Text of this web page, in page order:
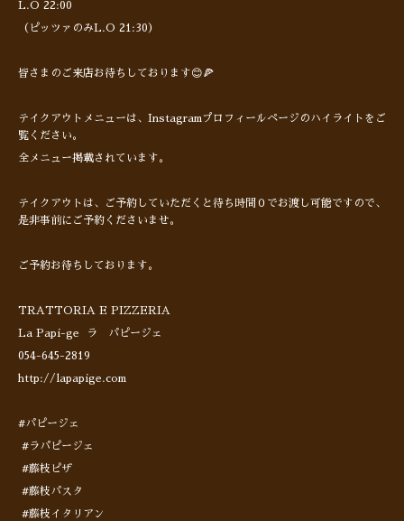
L.O 22:00
（ピッツァのみL.O 21:30）
皆さまのご来店お待ちしております😊🍕
テイクアウトメニューは、Instagramプロフィールページのハイライトをご
覧ください。
全メニュー掲載されています。
テイクアウトは、ご予約していただくと待ち時間０でお渡し可能ですので、
是非事前にご予約くださいませ。
ご予約お待ちしております。
TRATTORIA E PIZZERIA
La Papi-ge ラ パピージェ
054-645-2819
http://lapapige.com
#パピージェ
#ラパピージェ
#藤枝ピザ
#藤枝パスタ
#藤枝イタリアン